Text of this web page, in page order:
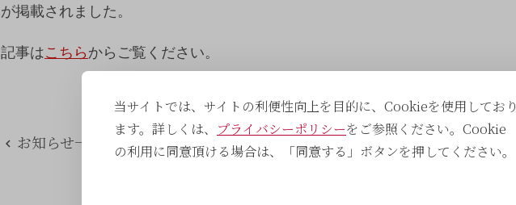
が掲載されました。
記事はこちらからご覧ください。
お知らせ一覧に戻る
当サイトでは、サイトの利便性向上を目的に、Cookieを使用しており
ます。詳しくは、 プライバシーポリシーをご参照ください。Cookie
の利用に同意頂ける場合は、「同意する」ボタンを押してください。